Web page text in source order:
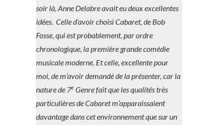
soir là, Anne Delabre avait eu deux excellentes
idées. Celle d’avoir choisi Cabaret, de Bob
Fosse, qui est probablement, par ordre
chronologique, la première grande comédie
musicale moderne. Et celle, excellente pour
moi, de m’avoir demandé de la présenter, car la
nature de 7e Genre fait que les qualités très
particulières de Cabaret m’apparaissaient
davantage dans cet environnement que sur un